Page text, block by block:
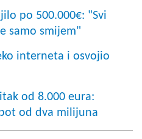
po 500.000€: "Svi
samo smijem"
interneta i osvojio
od 8.000 eura:
od dva milijuna